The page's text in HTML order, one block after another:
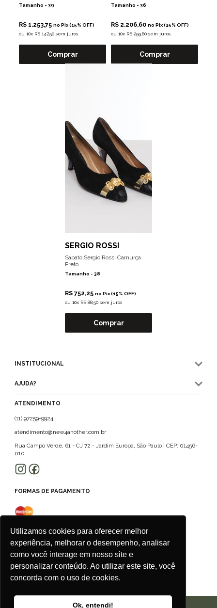
Utilizamos cookies para oferecer melhor
experiência, melhorar o desempenho, analisar
como você interage em nosso site e
personalizar conteúdo. Ao utilizar este site, você
concorda com o uso de cookies.
Ok, entendi!
Tamanho - 39
R$ 1.253,75 no Pix (15% OFF)
ou 10x R$ 147,50 sem juros
Comprar
Tamanho - 36
R$ 2.206,60 no Pix (15% OFF)
ou 10x R$ 259,60 sem juros
Comprar
SERGIO ROSSI
Sapato Sergio Rossi Camurça
Preto
Tamanho - 38
R$ 752,25 no Pix (15% OFF)
ou 10x R$ 88,50 sem juros
Comprar
INSTITUCIONAL
AJUDA?
ATENDIMENTO
(11) 97259-9924
atendimento@new4another.com.br
Rua Campo Verde, 61 - CJ 72 - Jardim Europa, São Paulo | CEP: 01456-
010
FORMAS DE PAGAMENTO